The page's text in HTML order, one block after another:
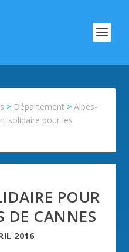
> Département >Alpes-
solidaire pour les
POUR
DE CANNES
2016